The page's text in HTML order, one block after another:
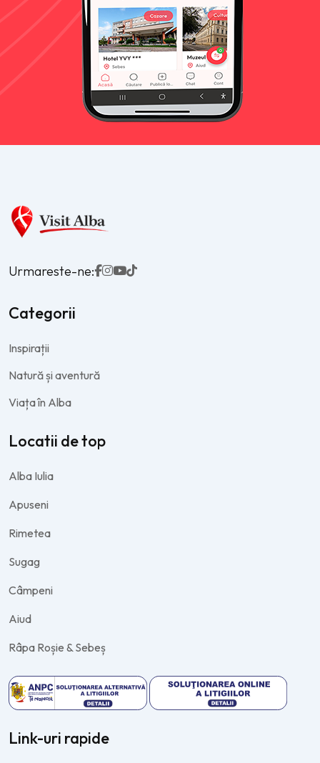
Urmareste-ne:
Categorii
Inspirații
Natură și aventură
Viața în Alba
Locatii de top
Alba Iulia
Apuseni
Rimetea
Sugag
Câmpeni
Aiud
Râpa Roșie & Sebeș
Link-uri rapide